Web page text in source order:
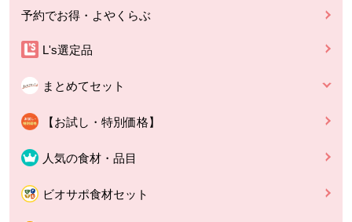
予約でお得・よやくらぶ
L's選定品
まとめてセット
【お試し・特別価格】
人気の食材・品目
ビオサポ食材セット